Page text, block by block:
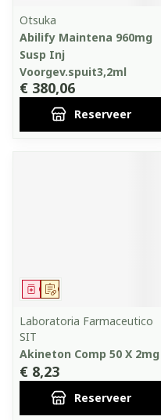
Otsuka
Abilify Maintena 960mg
Susp Inj
Voorgev.spuit3,2ml
€ 380,06
Reserveer
Op voorschrift
Geneesmiddel
Laboratoria Farmaceutico
SIT
Akineton Comp 50 X 2mg
€ 8,23
Reserveer